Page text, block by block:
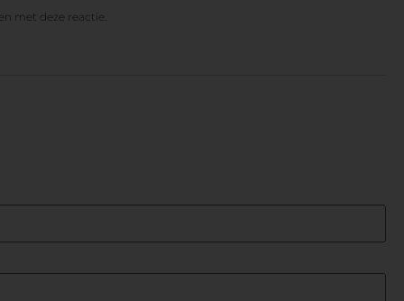
met deze reactie.